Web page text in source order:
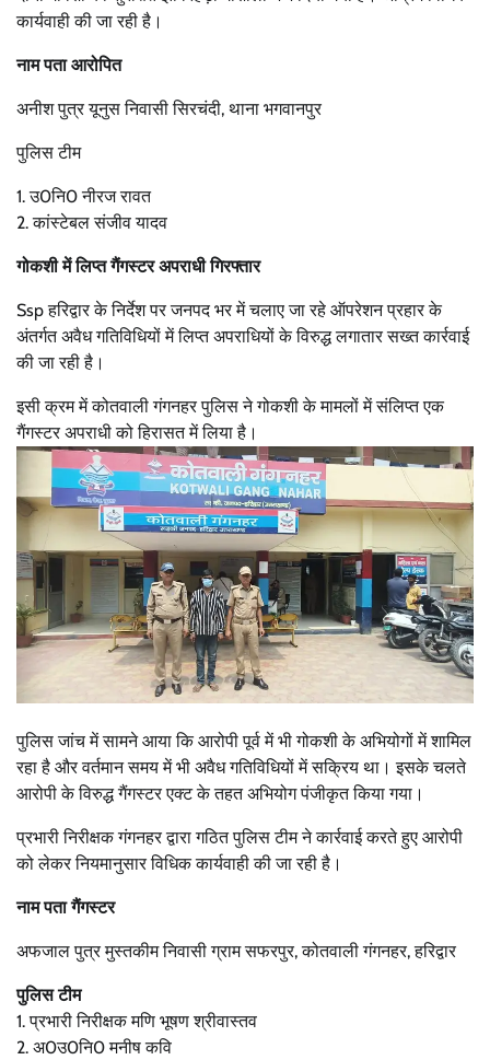
कार्यवाही की जा रही है।
नाम पता आरोपित
अनीश पुत्र यूनुस निवासी सिरचंदी, थाना भगवानपुर
पुलिस टीम
1. उ0नि0 नीरज रावत
2. ⁠कांस्टेबल संजीव यादव
गोकशी में लिप्त गैंगस्टर अपराधी गिरफ्तार
Ssp हरिद्वार के निर्देश पर जनपद भर में चलाए जा रहे ऑपरेशन प्रहार के
अंतर्गत अवैध गतिविधियों में लिप्त अपराधियों के विरुद्ध लगातार सख्त कार्रवाई
की जा रही है।
इसी क्रम में कोतवाली गंगनहर पुलिस ने गोकशी के मामलों में संलिप्त एक
गैंगस्टर अपराधी को हिरासत में लिया है।
पुलिस जांच में सामने आया कि आरोपी पूर्व में भी गोकशी के अभियोगों में शामिल
रहा है और वर्तमान समय में भी अवैध गतिविधियों में सक्रिय था। इसके चलते
आरोपी के विरुद्ध गैंगस्टर एक्ट के तहत अभियोग पंजीकृत किया गया।
प्रभारी निरीक्षक गंगनहर द्वारा गठित पुलिस टीम ने कार्रवाई करते हुए आरोपी
को लेकर नियमानुसार विधिक कार्यवाही की जा रही है।
नाम पता गैंगस्टर
अफजाल पुत्र मुस्तकीम निवासी ग्राम सफरपुर, कोतवाली गंगनहर, हरिद्वार
पुलिस टीम
1. प्रभारी निरीक्षक मणि भूषण श्रीवास्तव
2. ⁠अ0उ0नि0 मनीष कवि